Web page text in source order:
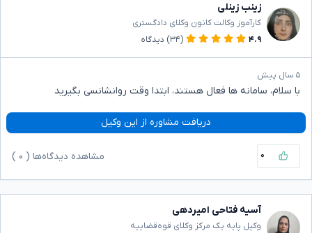
زینب زینلی
کارآموز وکالت کانون وکلای دادگستری
۴.۹
(۳۴) دیدگاه
۵ سال پیش
با سلام، سامانه ها فعال هستند، ابتدا وقت روانشانسی بگیرید
دریافت مشاوره از این وکیل
۰ مشاهده دیدگاه‌ها ( ۰
آسیه فتاحی امیردهی
وکیل پایه یک مرکز وکلای قوه‌قضاییه